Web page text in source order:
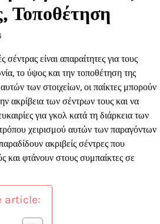
Τοποθέτηση
σέντρας είναι απαραίτητες για τους
το ύψος και την τοποθέτηση της
των στοιχείων, οι παίκτες μπορούν
ακρίβεια των σέντρων τους και να
για γκολ κατά τη διάρκεια των
χειρισμού αυτών των παραγόντων
ακριβείς σέντρες που
και φτάνουν στους συμπαίκτες σε
article: